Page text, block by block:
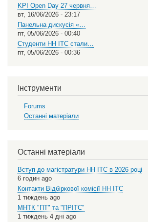
KPI Open Day 27 червня…
вт, 16/06/2026 - 23:17
Панельна дискусія «…
пт, 05/06/2026 - 00:40
Студенти НН ІТС стали…
пт, 05/06/2026 - 00:36
Інструменти
Forums
Останні матеріали
Останні матеріали
Вступ до магістратури НН ІТС в 2026 році
6 годин ago
Контакти Відбіркової комісії НН ІТС
1 тиждень ago
МНТК "ПТ" та "ПРІТС"
1 тиждень 4 дні ago